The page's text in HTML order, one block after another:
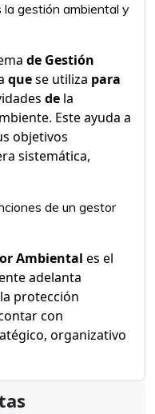
la gestión ambiental y
de Gestión
quese utiliza para
de la
Este ayuda a
objetivos
sistemática,
de un gestor
Ambiental es el
adelanta
protección
con
organizativo